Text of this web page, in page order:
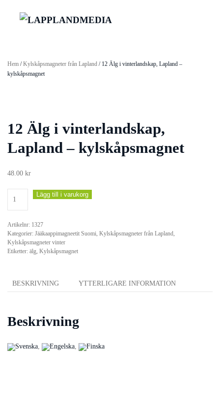
Hem /Kylskåpsmagneter från Lapland / 12 Älg i vinterlandskap, Lapland –
kylskåpsmagnet
12 Älg i vinterlandskap,
Lapland – kylskåpsmagnet
48.00 kr
vinterlandskap,
Lapland
-
Lägg till i varukorg
Artikelnr: 1327
Kategorier: Jääkaappimagneetit Suomi, Kylskåpsmagneter från Lapland,
Kylskåpsmagneter vinter
Etiketter: älg, Kylskåpsmagnet
BESKRIVNING YTTERLIGARE INFORMATION
Beskrivning